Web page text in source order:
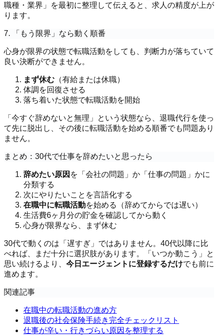
職種・業界」を最初に整理して伝えると、求人の精度が上が
ります。
7. 「もう限界」なら動く順番
心身が限界の状態で転職活動をしても、判断力が落ちていて
良い決断ができません。
まず休む （有給または休職）
体調を回復させる
落ち着いた状態で転職活動を開始
「今すぐ辞めないと無理」という状態なら、退職代行を使っ
て先に脱出し、その後に転職活動を始める順番でも問題あり
ません。
まとめ：30代で仕事を辞めたいと思ったら
辞めたい原因 を「会社の問題」か「仕事の問題」かに
分類する
次にやりたいことを言語化する
在職中に転職活動を始める（辞めてからでは遅い）
生活費6ヶ月分の貯金を確認してから動く
心身が限界なら、まず休む
30代で動くのは「遅すぎ」ではありません。40代以降に比
べれば、まだ十分に選択肢があります。「いつか動こう」と
思い続けるより、 今日エージェントに登録するだけでも前に
進めます。
関連記事
在職中の転職活動の進め方
退職後の社会保険手続き完全チェックリスト
仕事が辛い・行きづらい原因を整理する